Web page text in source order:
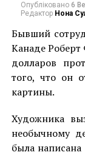
Опубліковано 6
Редактор Нона
Бывший
Канаде
долларов
того, что он
картины.
Художника
необычному
была